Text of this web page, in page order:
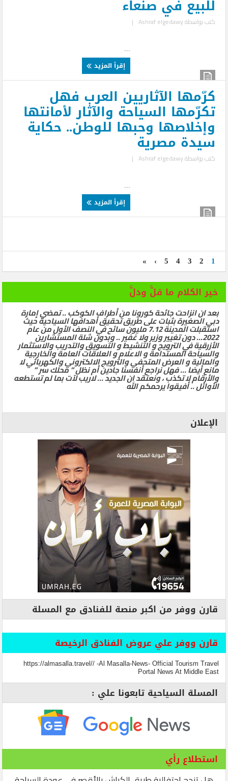
للبيع في صنعاء
كتب بواسطةAshraf elgedawy
|
إقرأ المزيد
كرّمها الآثاريين العرب فهل
تكرّمها السياحة والآثار لأمانتها
وإخلاصها وحبها للوطن.. حكاية
سيدة مصرية
كتب بواسطةAshraf elgedawy
|
إقرأ المزيد
1
2
3
4
5
›
»
خير الكلام ما قلَّ ودلَّ
بعد ان انزاحت جائحة كورونا من أطراف الكوكب .. تمضي إمارة
دبي الصغيرة بثبات على طريق تحقيق أهدافها السياحية حيث
استقبلت المدينة 7.12 مليون سائح في النصف الأول من عام
2022… دون تغيير وزير ولا غفير .. وبدون شلة المستشارين
الأزرقية في الترويج و التنشيط و التسويق والتدريب والاستثمار
والسياحة المستدامة و الاعلام و العلاقات العامة والخارجية
والمالية و العرض المتحفي والترويج الالكتروني والكهربائي لا
مانع أيضا … فهل نراجع أنفسنا جادين أم نظل ” محلك سر ”
والأرقام لا تكذب ، ونعتقد ان الجديد … لاريب لآت بما لم تستطعه
الأوائل .. أفيقوا يرحمكم الله
الإعلان
قارن ووفر من اكبر منصة للفنادق مع المسلة
قارن ووفر علي عروض الفنادق الرخيصة
https://almasalla.travel// -Al Masalla-News- Official Tourism Travel
Portal News At Middle East
المسلة السياحية تابعونا علي :
استطلاع رأي